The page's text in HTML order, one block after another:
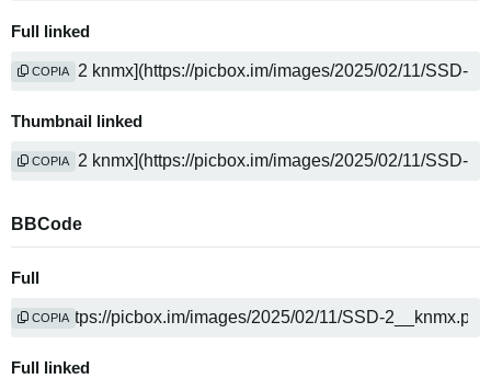
Full linked
COPIA
Thumbnail linked
COPIA
BBCode
Full
COPIA
Full linked